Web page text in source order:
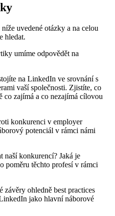
uvedené otázky a na celou
hledat.
umíme odpovědět na
na LinkedIn ve srovnání s
vaší společnosti. Zjistíte, co
co zajímá a co nezajímá cílovou
konkurenci v employer
potenciál v rámci námi
naší konkurencí? Jaká je
poměru těchto profesí v rámci
závěry ohledně best practices
jako hlavní náborové